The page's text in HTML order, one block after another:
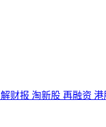
解财报 淘新股 再融资